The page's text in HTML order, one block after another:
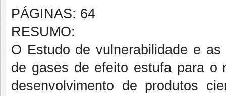
PÁGINAS: 64
RESUMO:
O Estudo de vulnerabilidade e
de gases de efeito estufa para o
desenvolvimento de produtos